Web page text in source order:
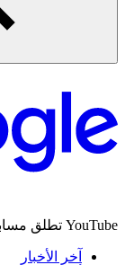
YouTube تطلق مسابقة NextUp لعام 2017
آخر الأخبار